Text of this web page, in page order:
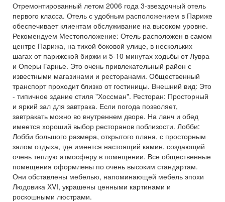
Отремонтированный летом 2006 года 3-звездочный отель
первого класса. Отель с удобным расположением в Париже
обеспечивает клиентам обслуживание на высоком уровне.
Рекомендуем Местоположение: Отель расположен в самом
центре Парижа, на тихой боковой улице, в нескольких
шагах от парижской биржи и 5-10 минутах ходьбы от Лувра
и Оперы Гарнье. Это очень привлекательный район с
известными магазинами и ресторанами. Общественный
транспорт проходит близко от гостиницы. Внешний вид: Это
- типичное здание стиля "Хоссман". Ресторан: Просторный
и яркий зал для завтрака. Если погода позволяет,
завтракать можно во внутреннем дворе. На ланч и обед
имеется хороший выбор ресторанов поблизости. Лобби:
Лобби большого размера, открытого плана, с просторным
залом отдыха, где имеется настоящий камин, создающий
очень теплую атмосферу в помещении. Все общественные
помещения оформлены по очень высоким стандартам.
Они обставлены мебелью, напоминающей мебель эпохи
Людовика XVI, украшены ценными картинами и
роскошными люстрами.